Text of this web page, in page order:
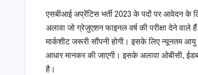
एसबीआई अप्रेंटिस भर्ती 2023 के पदों पर आवेदन के
अलावा जो ग्रेजुएशन फाइनल वर्ष की परीक्षा देने
मार्कशीट जरूरी सौंपनी होगी। इसके लिए न्यूनतम
आधार मानकर की जाएगी। इसके अलावा ओबीसी,
है।